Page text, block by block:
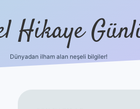
Hikaye
Dünyadan ilham alan neşeli bilgiler!